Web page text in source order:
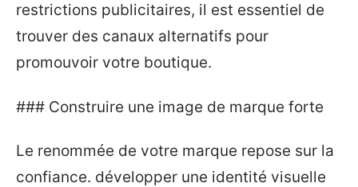
restrictions publicitaires, il est essentiel de
trouver des canaux alternatifs pour
promouvoir votre boutique.
### Construire une image de marque forte
Le renommée de votre marque repose sur la
confiance. développer une identité visuelle